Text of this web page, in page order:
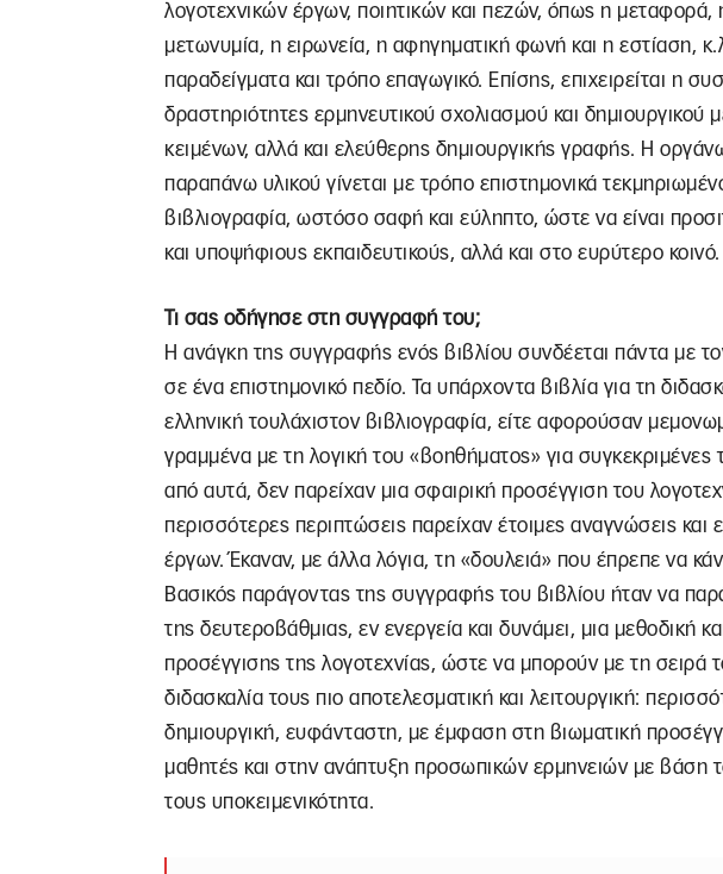
λογοτεχνικών έργων, ποιητικών και πεζών, όπως η
μετωνυμία, η ειρωνεία, η αφηγηματική φωνή και η εστίαση,
παραδείγματα και τρόπο επαγωγικό. Επίσης, επιχειρείται η
δραστηριότητες ερμηνευτικού σχολιασμού και δημιουργικού
κειμένων, αλλά και ελεύθερης δημιουργικής γραφής. Η
παραπάνω υλικού γίνεται με τρόπο επιστημονικά
βιβλιογραφία, ωστόσο σαφή και εύληπτο, ώστε να είναι
και υποψήφιους εκπαιδευτικούς, αλλά και στο ευρύτερο κοινό.
Τι σας οδήγησε στη συγγραφή του;
Η ανάγκη της συγγραφής ενός βιβλίου συνδέεται πάντα με
σε ένα επιστημονικό πεδίο. Τα υπάρχοντα βιβλία για τη
ελληνική τουλάχιστον βιβλιογραφία, είτε αφορούσαν
γραμμένα με τη λογική του «βοηθήματος» για συγκεκριμένες
από αυτά, δεν παρείχαν μια σφαιρική προσέγγιση του
περισσότερες περιπτώσεις παρείχαν έτοιμες αναγνώσεις και
έργων. Έκαναν, με άλλα λόγια, τη «δουλειά» που έπρεπε να
Βασικός παράγοντας της συγγραφής του βιβλίου ήταν να
της δευτεροβάθμιας, εν ενεργεία και δυνάμει, μια μεθοδική
προσέγγισης της λογοτεχνίας, ώστε να μπορούν με τη σειρά
διδασκαλία τους πιο αποτελεσματική και λειτουργική:
δημιουργική, ευφάνταστη, με έμφαση στη βιωματική
μαθητές και στην ανάπτυξη προσωπικών ερμηνειών με βάση
τους υποκειμενικότητα.